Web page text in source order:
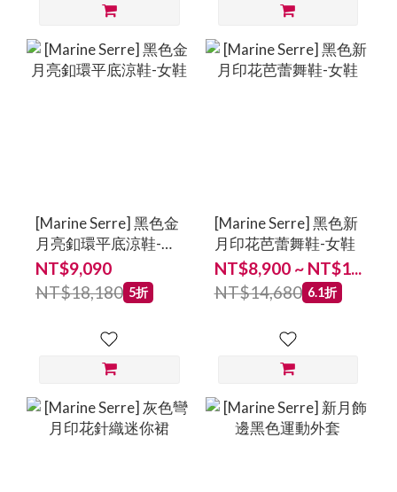
[Marine Serre] 黑色金
月亮釦環平底涼鞋-女
鞋
NT$9,090
NT$18,180 5折
[Marine Serre] 黑色新
月印花芭蕾舞鞋-女鞋
NT$8,900 ~ NT$1...
NT$14,680 6.1折